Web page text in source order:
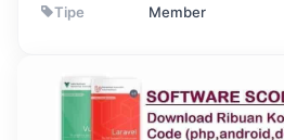
Tipe Member